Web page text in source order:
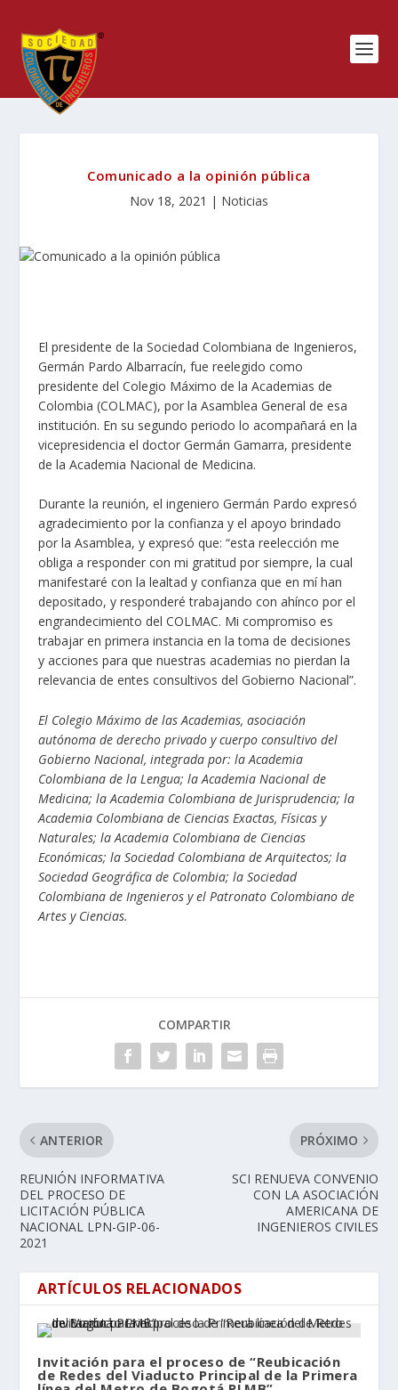
Comunicado a la opinión pública
Nov 18, 2021 | Noticias
El presidente de la Sociedad Colombiana de Ingenieros,
Germán Pardo Albarracín, fue reelegido como
presidente del Colegio Máximo de la Academias de
Colombia (COLMAC), por la Asamblea General de esa
institución. En su segundo periodo lo acompañará en la
vicepresidencia el doctor Germán Gamarra, presidente
de la Academia Nacional de Medicina.
Durante la reunión, el ingeniero Germán Pardo expresó
agradecimiento por la confianza y el apoyo brindado
por la Asamblea, y expresó que: “esta reelección me
obliga a responder con mi gratitud por siempre, la cual
manifestaré con la lealtad y confianza que en mí han
depositado, y responderé trabajando con ahínco por el
engrandecimiento del COLMAC. Mi compromiso es
trabajar en primera instancia en la toma de decisiones
y acciones para que nuestras academias no pierdan la
relevancia de entes consultivos del Gobierno Nacional”.
El Colegio Máximo de las Academias, asociación
autónoma de derecho privado y cuerpo consultivo del
Gobierno Nacional, integrada por: la Academia
Colombiana de la Lengua; la Academia Nacional de
Medicina; la Academia Colombiana de Jurisprudencia; la
Academia Colombiana de Ciencias Exactas, Físicas y
Naturales; la Academia Colombiana de Ciencias
Económicas; la Sociedad Colombiana de Arquitectos; la
Sociedad Geográfica de Colombia; la Sociedad
Colombiana de Ingenieros y el Patronato Colombiano de
Artes y Ciencias.
COMPARTIR
ANTERIOR
REUNIÓN INFORMATIVA
DEL PROCESO DE
LICITACIÓN PÚBLICA
NACIONAL LPN-GIP-06-
2021
PRÓXIMO
SCI RENUEVA CONVENIO
CON LA ASOCIACIÓN
AMERICANA DE
INGENIEROS CIVILES
ARTÍCULOS RELACIONADOS
Invitación para el proceso de “Reubicación
de Redes del Viaducto Principal de la Primera